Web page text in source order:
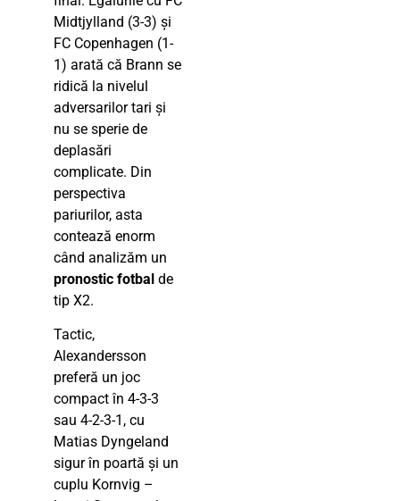
Midtjylland (3-3) și
FC Copenhagen (1-
1) arată că Brann se
ridică la nivelul
adversarilor tari și
nu se sperie de
deplasări
complicate. Din
perspectiva
pariurilor, asta
contează enorm
când analizăm un
pronostic fotbal de
tip X2.
Tactic,
Alexandersson
preferă un joc
compact în 4-3-3
sau 4-2-3-1, cu
Matias Dyngeland
sigur în poartă și un
cuplu Kornvig –